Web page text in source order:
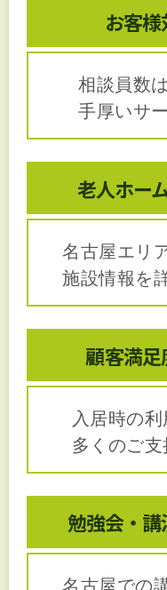
お客
相談員数
手厚いサ
老人ホー
名古屋エリ
施設情報を
顧客満足
入居時の
多くのご
勉強会・講
名古屋での